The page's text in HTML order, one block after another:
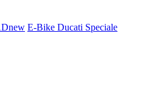
new E-Bike Ducati Speciale